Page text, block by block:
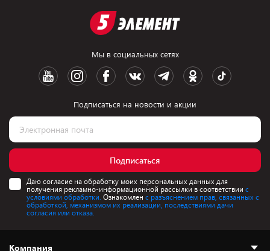
Мы в социальных сетях
Подписаться на новости и акции
Подписаться
Даю согласие на обработку моих персональных данных для
получения рекламно-информационной рассылки в соответствии с
условиями обработки. Ознакомлен с разъяснением прав, связанных с
обработкой, механизмом их реализации, последствиями дачи
согласия или отказа.
Компания